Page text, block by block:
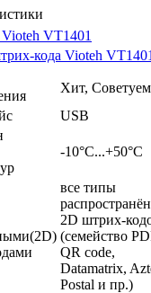
VT1401
кода Vioteh VT1401
Хит, Советуем
USB
-10°С...+50°C
все типы
2D штрих-
(семейство
QR code,
Datamatrix,
Postal и пр.)